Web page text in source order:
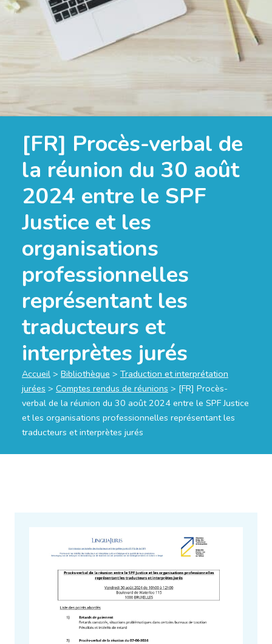
[FR] Procès-verbal de
la réunion du 30 août
2024 entre le SPF
Justice et les
organisations
professionnelles
représentant les
traducteurs et
interprètes jurés
Accueil > Bibliothèque > Traduction et interprétation
jurées > Comptes rendus de réunions > [FR] Procès-
verbal de la réunion du 30 août 2024 entre le SPF Justice
et les organisations professionnelles représentant les
traducteurs et interprètes jurés